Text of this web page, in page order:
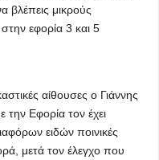
βλέπεις μικρούς
στην εφορία 3 και 5
αίθουσες ο Γιάννης
Εφορία τον έχει
ειδών ποινικές
μετά τον έλεγχο που